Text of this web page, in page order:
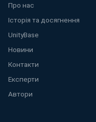
Про нас
Історія та досягнення
UnityBase
Новини
Контакти
Експерти
Автори